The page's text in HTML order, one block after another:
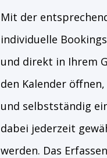
Mit der
individuelle
und direkt in Ihrem
den Kalender
und selbstständig
dabei jederzeit
werden. Das